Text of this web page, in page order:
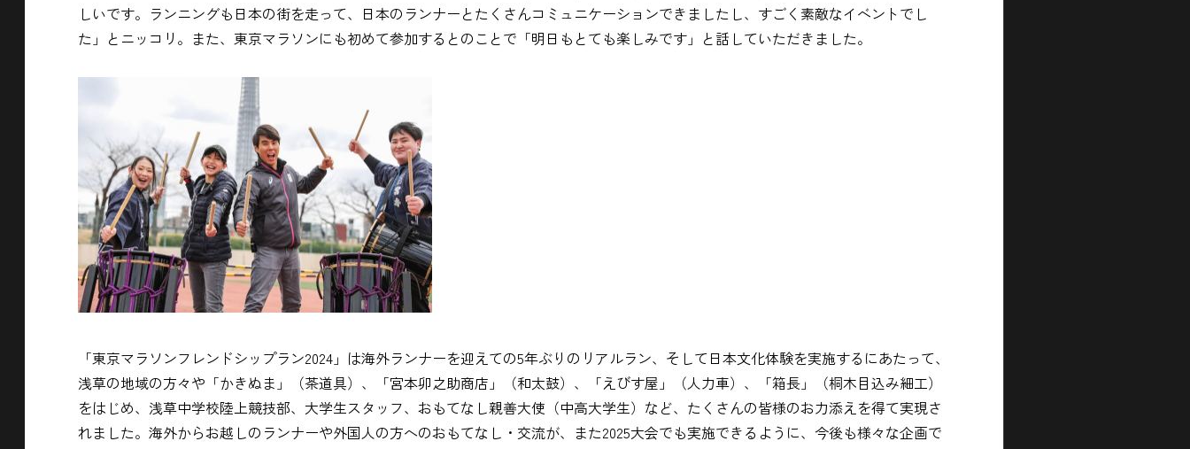
しいです。ランニングも日本の街を走って、日本のランナーとたくさんコミュニケーションできましたし、すごく素敵なイベントでし
た」とニッコリ。また、東京マラソンにも初めて参加するとのことで「明日もとても楽しみです」と話していただきました。
「東京マラソンフレンドシップラン2024」は海外ランナーを迎えての5年ぶりのリアルラン、そして日本文化体験を実施するにあたって、
浅草の地域の方々や「かきぬま」（茶道具）、「宮本卯之助商店」（和太鼓）、「えびす屋」（人力車）、「箱長」（桐木目込み細工）
をはじめ、 浅草中学校陸上競技部、 大学生スタッフ、おもてなし親善大使（中高大学生）など、たくさんの皆様のお力添えを得て実現さ
れました。海外からお越しのランナーや外国人の方へのおもてなし・交流が、また2025大会でも実施できるように、今後も様々な企画で